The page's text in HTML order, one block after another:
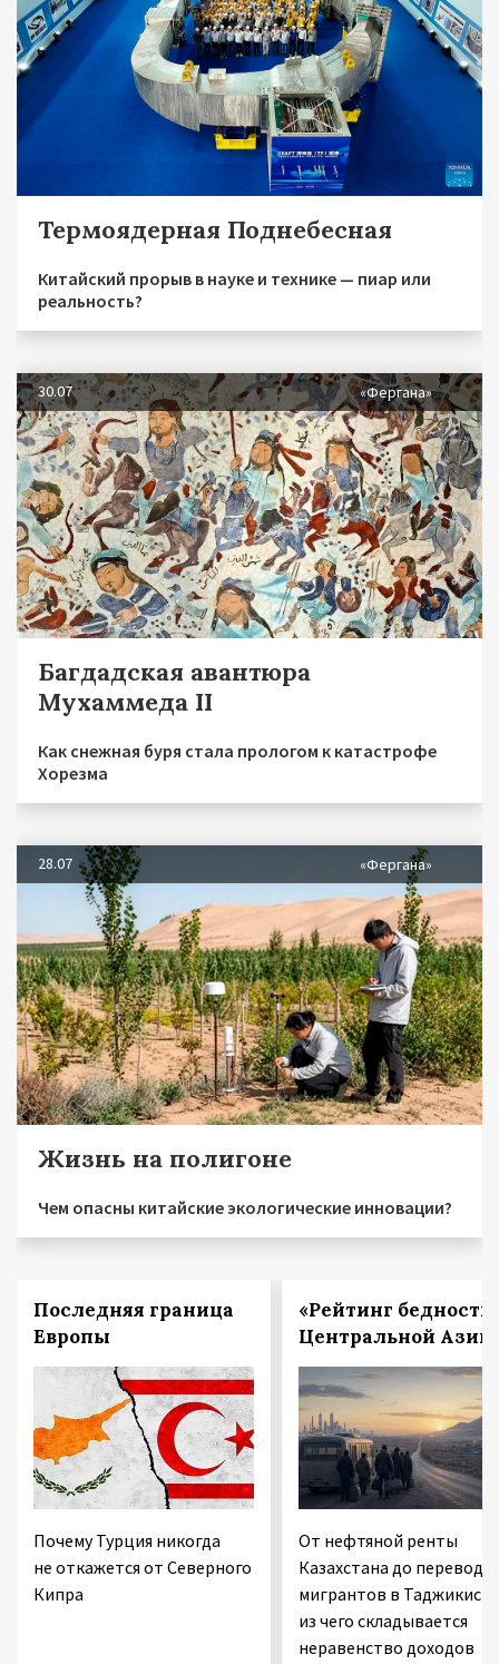
Термоядерная Поднебесная
Китайский прорыв в науке и технике — пиар или
реальность?
30.07 «Фергана»
Багдадская авантюра
Мухаммеда II
Как снежная буря стала прологом к катастрофе
Хорезма
28.07 «Фергана»
Жизнь на полигоне
Чем опасны китайские экологические инновации?
Последняя граница
Европы
Почему Турция никогда
не откажется от Северного
Кипра
«Рейтинг
Центральной Азии
От нефтяной ренты
Казахстана до
мигрантов в
из чего складывается
неравенство доходов